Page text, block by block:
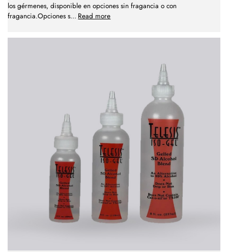
los gérmenes, disponible en opciones sin fragancia o con
fragancia.Opciones s... Read more